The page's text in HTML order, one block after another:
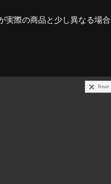
実際の商品と少し異なる場合
Reset